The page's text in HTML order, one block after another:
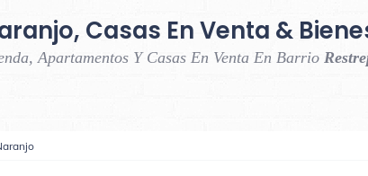
Casas En Venta &
Apartamentos Y Casas En Venta En Barrio